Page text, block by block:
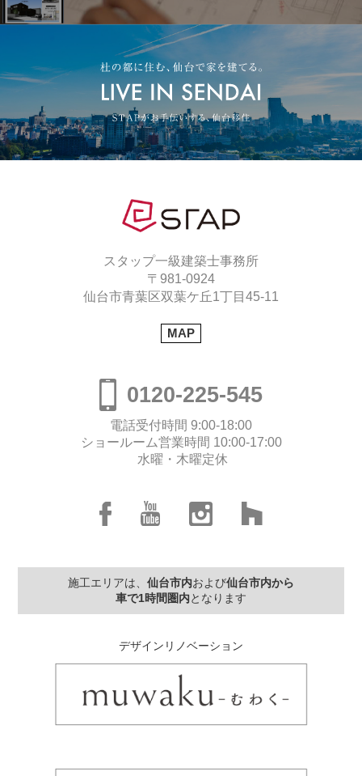
スタップ一級建築士事務所
〒981-0924
仙台市青葉区双葉ケ丘1丁目45-11
MAP
0120-225-545
電話受付時間 9:00-18:00
ショールーム営業時間 10:00-17:00
水曜・木曜定休
施工エリアは、 仙台市内および仙台市内から
車で1時間圏内となります
デザインリノベーション